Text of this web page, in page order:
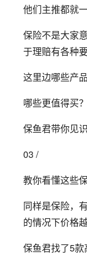
他们主推都就
保险不是大家
于理赔有各种
这里边哪些产
哪些更值得买？
保鱼君带你见
03 /
教你看懂这些
同样是保险，
的情况下价格
保鱼君找了5